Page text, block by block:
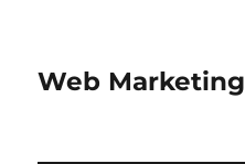
Web Marketing